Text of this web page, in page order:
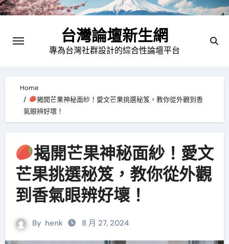
Skip
content
台灣論壇新生網
專為台灣社群設計的綜合性論壇平台
Home
揭開芒果神秘面紗！愛文芒果挑選秘笈，教你從外觀到香
氣眼辨好壞！
揭開芒果神秘面紗！愛文
芒果挑選秘笈，教你從外觀
到香氣眼辨好壞！
By henk 8 月 27, 2024